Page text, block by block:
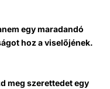
egy maradandó
hoz a viselőjének.
meg szerettedet egy